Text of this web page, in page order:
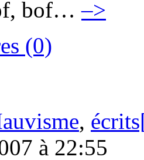
bof…–>
(0)
,
à 22:55